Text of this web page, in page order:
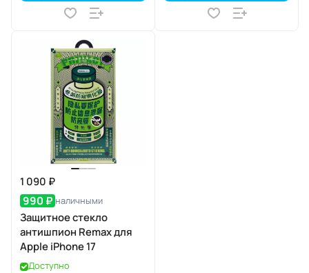
1 090 ₽
990 ₽ наличными
Защитное стекло
антишпион Remax для
Apple iPhone 17
Доступно